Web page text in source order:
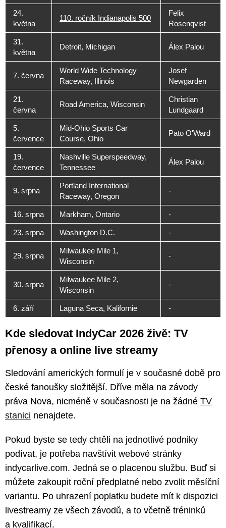
24.
května
110. ročník Indianapolis 500
Felix
Rosenqvist
31.
května
Detroit, Michigan Álex Palou
7. června
World Wide Technology
Raceway, Illinois
Josef
Newgarden
21.
června
Road America, Wisconsin
Christian
Lundgaard
5.
července
Mid-Ohio Sports Car
Course, Ohio
Pato O'Ward
19.
července
Nashville Superspeedway,
Tennessee
Álex Palou
9. srpna
Portland International
Raceway, Oregon
-
16. srpna Markham, Ontario -
23. srpna Washington D.C. -
29. srpna
Milwaukee Mile 1,
Wisconsin
-
30. srpna
Milwaukee Mile 2,
Wisconsin
-
6. září Laguna Seca, Kalifornie -
Kde sledovat IndyCar 2026 živě: TV
přenosy a online live streamy
Sledování amerických formulí je v současné době pro
české fanoušky složitější. Dříve měla na závody
práva Nova, nicméně v současnosti je na žádné TV
stanici nenajdete.
Pokud byste se tedy chtěli na jednotlivé podniky
podívat, je potřeba navštívit webové stránky
indycarlive.com. Jedná se o placenou službu. Buď si
můžete zakoupit roční předplatné nebo zvolit měsíční
variantu. Po uhrazení poplatku budete mít k dispozici
livestreamy ze všech závodů, a to včetně tréninků
a kvalifikací.